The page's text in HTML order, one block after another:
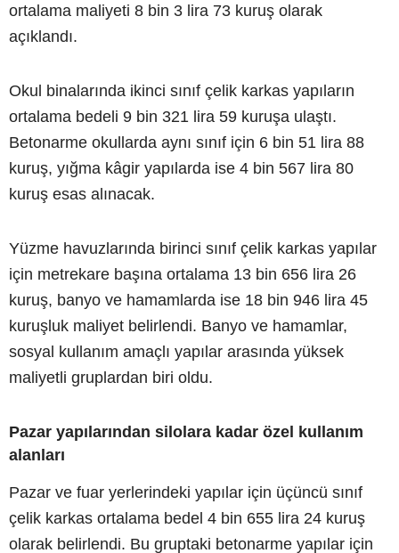
ortalama maliyeti 8 bin 3 lira 73 kuruş olarak
açıklandı.
Okul binalarında ikinci sınıf çelik karkas yapıların
ortalama bedeli 9 bin 321 lira 59 kuruşa ulaştı.
Betonarme okullarda aynı sınıf için 6 bin 51 lira 88
kuruş, yığma kâgir yapılarda ise 4 bin 567 lira 80
kuruş esas alınacak.
Yüzme havuzlarında birinci sınıf çelik karkas yapılar
için metrekare başına ortalama 13 bin 656 lira 26
kuruş, banyo ve hamamlarda ise 18 bin 946 lira 45
kuruşluk maliyet belirlendi. Banyo ve hamamlar,
sosyal kullanım amaçlı yapılar arasında yüksek
maliyetli gruplardan biri oldu.
Pazar yapılarından silolara kadar özel kullanım
alanları
Pazar ve fuar yerlerindeki yapılar için üçüncü sınıf
çelik karkas ortalama bedel 4 bin 655 lira 24 kuruş
olarak belirlendi. Bu gruptaki betonarme yapılar için